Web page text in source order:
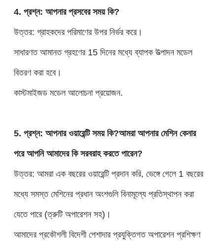
4. প্রশ্ন: আপনার প্রসবের সময় কি?
উত্তর: গ্রাহকদের পরিমাণের উপর নির্ভর করে।
সাধারণত আমানত গ্রহণের 15 দিনের মধ্যে ব্যাপক উত্পাদন মডেল
বিতরণ করা হবে।
কাস্টমাইজড মডেল আলোচনা প্রয়োজন.
5. প্রশ্ন: আপনার ওয়ারেন্টি সময় কি?আমরা আপনার মেশিন কেনার
পরে আপনি আমাদের কি সরবরাহ করতে পারেন?
উত্তর: আমরা এক বছরের ওয়ারেন্টি প্রদান করি, ভেঙ্গে গেলে 1 বছরের
মধ্যে সমস্ত মেশিনের প্রধান অংশগুলি বিনামূল্যে প্রতিস্থাপন করা
যেতে পারে (ত্রুটি অপারেশন সহ)।
আমাদের প্রকৌশলী বিদেশী পেশাদার প্রযুক্তিগত অপারেশন প্রশিক্ষণ